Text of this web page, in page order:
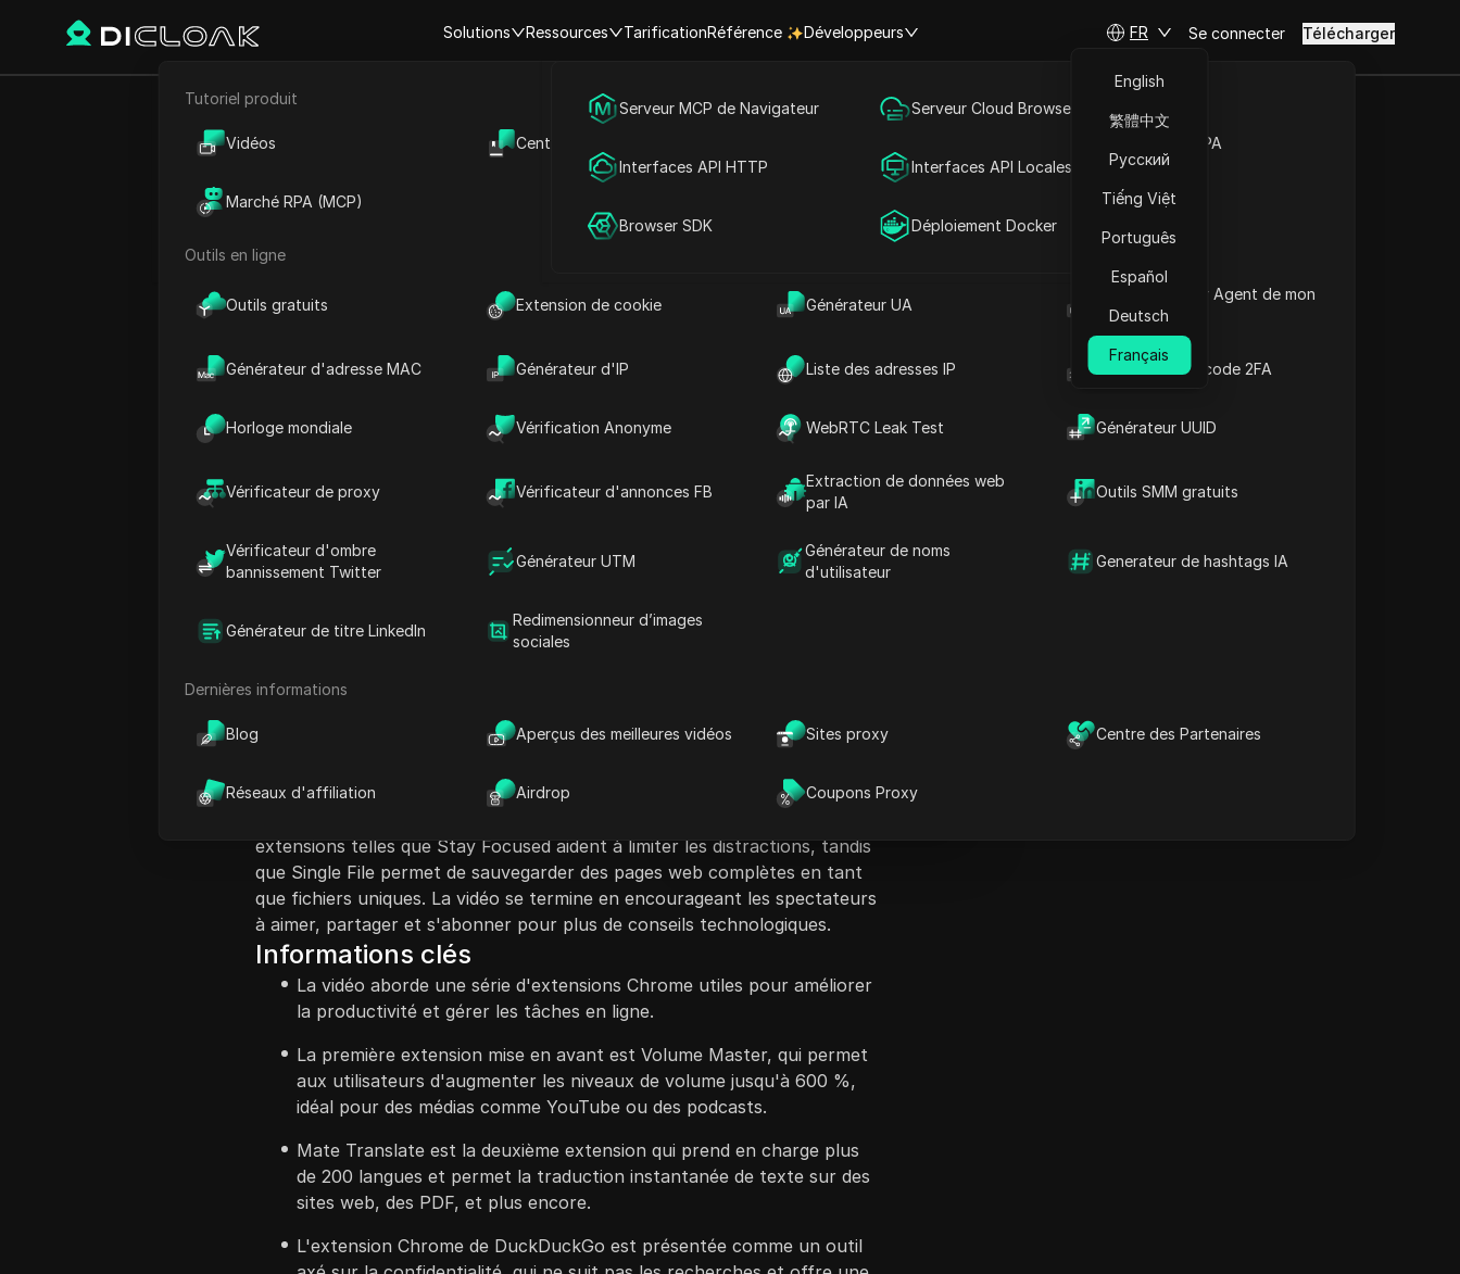
Solutions
E-commerce Marketing des médias sociaux
Publicité
Partage de compte
Ressources
Tutoriel produit
Vidéos Centre d'aide Marché de la RPA
Marché RPA (MCP)
Outils en ligne
Outils gratuits Extension de cookie Générateur UA
Quel est le User Agent de mon
navigateur
Générateur d'adresse MAC Générateur d'IP Liste des adresses IP Générateur de code 2FA
Horloge mondiale Vérification Anonyme WebRTC Leak Test Générateur UUID
Vérificateur de proxy Vérificateur d'annonces FB
Extraction de données web
par IA
Outils SMM gratuits
Vérificateur d'ombre
bannissement Twitter
Générateur UTM
Générateur de noms
d'utilisateur
Generateur de hashtags IA
Générateur de titre LinkedIn
Redimensionneur d’images
sociales
Dernières informations
Blog Aperçus des meilleures vidéos Sites proxy Centre des Partenaires
Réseaux d'affiliation Airdrop Coupons Proxy
TarificationRéférence Développeurs
Serveur MCP de Navigateur Serveur Cloud Browser MCP
Interfaces API HTTP Interfaces API Locales
Browser SDK Déploiement Docker
FR
English
繁體中文
Русский
Tiếng Việt
Português
Español
Deutsch
Français
Se connecter Télécharger
Accueil|Aperçus des meilleures vidéos
Top 10 extensions Chrome essentielles pour booster
votre productivité en 2025 !
Play Video: Top 10 extensions Chrome essentielles pour booster votre productivité en 2025 !
Introduction au contenu
Poser des questions sur cette page
Ouvrir dans Claude
Poser des questions sur cette page
Dans cette vidéo, Mobin présente une sélection d'extensions Chrome
utiles pour améliorer la productivité et rationaliser le flux de travail. La
vidéo couvre plusieurs outils, y compris Volume Master pour le contrôle
pour une navigation axée sur la protection de la vie privée, et des outils
extensions telles que Stay Focused aident à limiter les distractions, tandis
que Single File permet de sauvegarder des pages web complètes en tant
que fichiers uniques. La vidéo se termine en encourageant les spectateurs
à aimer, partager et s'abonner pour plus de conseils technologiques.
Informations clés
La vidéo aborde une série d'extensions Chrome utiles pour améliorer
la productivité et gérer les tâches en ligne.
La première extension mise en avant est Volume Master, qui permet
aux utilisateurs d'augmenter les niveaux de volume jusqu'à 600 %,
idéal pour des médias comme YouTube ou des podcasts.
Mate Translate est la deuxième extension qui prend en charge plus
de 200 langues et permet la traduction instantanée de texte sur des
sites web, des PDF, et plus encore.
L'extension Chrome de DuckDuckGo est présentée comme un outil
Introduction au contenu
Informations clés
Questions et réponses
DICloak garde la gestion de
vos multiples comptes en